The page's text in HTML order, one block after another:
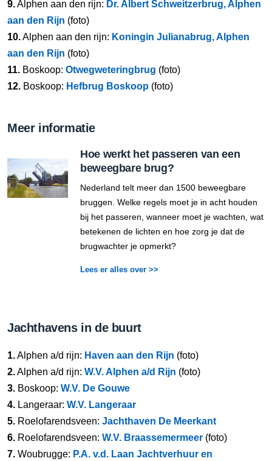
9.Alphen aan den rijn: Dr. Albert Schweitzerbrug, Alphen
aan den Rijn (foto)
10.Alphen aan den rijn: Koningin Julianabrug, Alphen
aan den Rijn (foto)
11. Boskoop: Otwegweteringbrug (foto)
12. Boskoop: Hefbrug Boskoop (foto)
Meer informatie
Hoe werkt het passeren van een
beweegbare brug?
Nederland telt meer dan 1500 beweegbare
bruggen. Welke regels moet je in acht houden
bij het passeren, wanneer moet je wachten, wat
betekenen de lichten en hoe zorg je dat de
brugwachter je opmerkt?
Lees er alles over >>
Jachthavens in de buurt
1.Alphen a/d rijn: Haven aan den Rijn (foto)
2.Alphen a/d rijn: W.V. Alphen a/d Rijn (foto)
3. Boskoop: W.V. De Gouwe
4. Langeraar: W.V. Langeraar
5. Roelofarendsveen: Jachthaven De Meerkant
6. Roelofarendsveen: W.V. Braassemermeer (foto)
7. Woubrugge: P.A. v.d. Laan Jachtverhuur en